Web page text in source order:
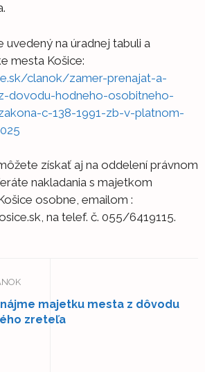
uvedený na úradnej tabuli a
mesta Košice:
clanok/zamer-prenajat-a-
dovodu-hodneho-osobitneho-
c-138-1991-zb-v-platnom-
získať aj na oddelení právnom
nakladania s majetkom
osobne, emailom :
na telef. č. 055/6419115.
majetku mesta z dôvodu
zreteľa